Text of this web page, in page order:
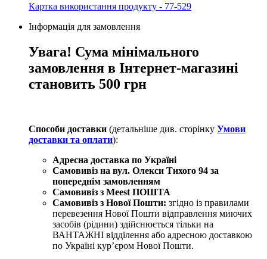
Картка використання продукту - 77-529
Інформація для замовлення
Увага! Сума мінімального
замовлення в Інтернет-магазині
становить 500 грн
Способи доставки (детальніше див. сторінку Умови
доставки та оплати):
Адресна доставка по Україні
Самовивіз на вул. Олекси Тихого 94 за
попереднім замовленням
Самовивіз з Meest ПОШТА
Самовивіз з Нової Пошти: згідно із правилами
перевезення Нової Пошти відправлення миючих
засобів (рідини) здійснюється тільки на
ВАНТАЖНІ відділення або адресною доставкою
по Україні курʼєром Нової Пошти.